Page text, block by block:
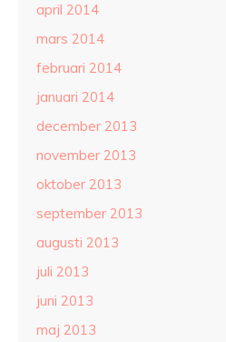
april 2014
mars 2014
februari 2014
januari 2014
december 2013
november 2013
oktober 2013
september 2013
augusti 2013
juli 2013
juni 2013
maj 2013